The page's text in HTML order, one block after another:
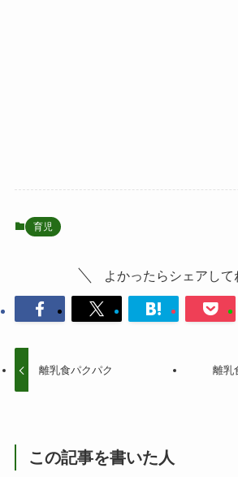
育児
よかったらシェアして
離乳食パクパク 離乳
この記事を書いた人